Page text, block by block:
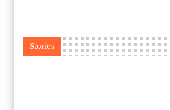
Stories